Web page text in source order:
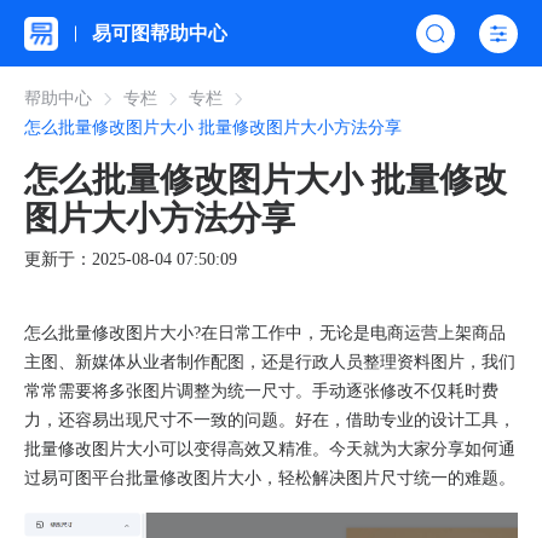
易可图帮助中心
帮助中心 专栏
专栏
怎么批量修改图片大小 批量修改图片大小方法分享
怎么批量修改图片大小 批量修改
图片大小方法分享
更新于：2025-08-04 07:50:09
怎么批量修改图片大小?在日常工作中，无论是电商运营上架商品
主图、新媒体从业者制作配图，还是行政人员整理资料图片，我们
常常需要将多张图片调整为统一尺寸。手动逐张修改不仅耗时费
力，还容易出现尺寸不一致的问题。好在，借助专业的设计工具，
批量修改图片大小可以变得高效又精准。今天就为大家分享如何通
过易可图平台批量修改图片大小，轻松解决图片尺寸统一的难题。